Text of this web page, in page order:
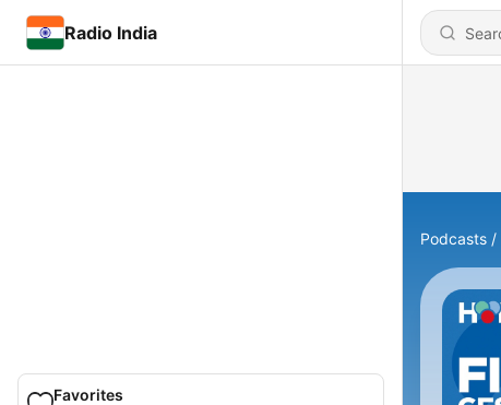
Radio India
Favorites
Podcasts